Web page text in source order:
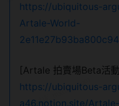
https://ubiquitous-
Artale-World-
[Artale 拍賣場Beta活
https://ubiquitous-
a46.notion.site/